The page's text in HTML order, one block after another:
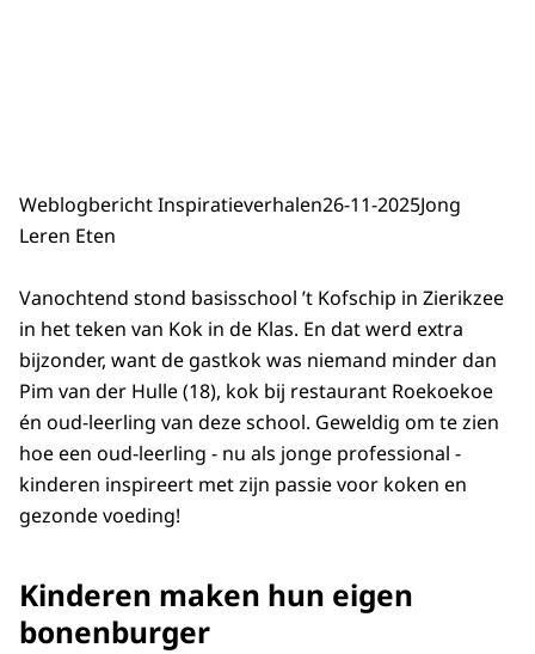
Weblogbericht Inspiratieverhalen26-11-2025Jong
Leren Eten
Vanochtend stond basisschool ’t Kofschip in Zierikzee
in het teken van Kok in de Klas. En dat werd extra
bijzonder, want de gastkok was niemand minder dan
Pim van der Hulle (18), kok bij restaurant Roekoekoe
én oud-leerling van deze school. Geweldig om te zien
hoe een oud-leerling - nu als jonge professional -
kinderen inspireert met zijn passie voor koken en
gezonde voeding!
Kinderen maken hun eigen
bonenburger